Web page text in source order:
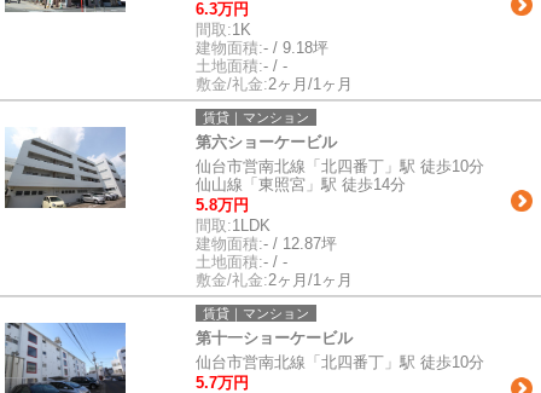
6.3万円
間取:1K
建物面積:- / 9.18坪
土地面積:- / -
敷金/礼金:2ヶ月/1ヶ月
賃貸｜マンション
第六ショーケービル
仙台市営南北線「北四番丁」駅 徒歩10分
仙山線「東照宮」駅 徒歩14分
5.8万円
間取:1LDK
建物面積:- / 12.87坪
土地面積:- / -
敷金/礼金:2ヶ月/1ヶ月
賃貸｜マンション
第十一ショーケービル
仙台市営南北線「北四番丁」駅 徒歩10分
5.7万円